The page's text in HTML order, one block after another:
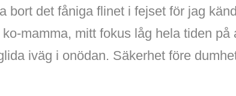
bort det fåniga flinet i fejset för jag
mamma, mitt fokus låg hela tiden på
iväg i onödan. Säkerhet före